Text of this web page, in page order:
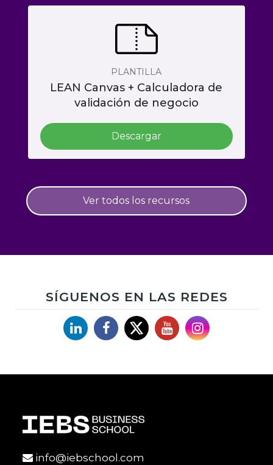
PLANTILLA
LEAN Canvas + Calculadora de
validación de negocio
Descargar
Ver todos los recursos
SÍGUENOS EN LAS REDES
LinkedinFacebook
X YouTubeInstagram
info@iebschool.com